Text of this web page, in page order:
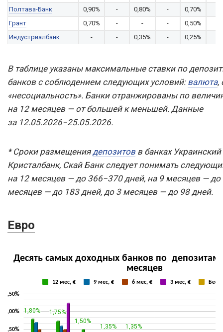
Полтава-Банк
0,90% - 0,80% - 0,70%
Грант
0,70% - - - 0,50%
Индустриалбанк
- - 0,35% - 0,25%
В таблице указаны максимальные ставки по
банков с соблюдением следующих условий: валюта,
«несоциальность». Банки отранжированы по
на 12 месяцев — от большей к меньшей. Данные
за 12.05.2026−25.05.2026.
* Сроки размещениядепозитовв банках Украинский
Кристалбанк, Скай Банк следует понимать
на 12 месяцев — до 366−370 дней, на 9 месяцев — до
месяцев — до 183 дней, до 3 месяцев — до 98 дней.
Евро